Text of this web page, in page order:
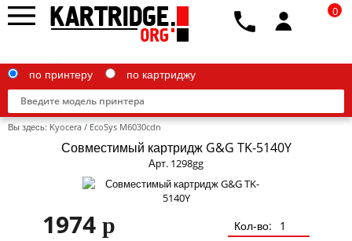
Canon
по принтеру по картриджу
0
Вы здесь: Kyocera / EcoSys M6030cdn
Совместимый картридж G&G TK-5140Y
Арт. 1298gg
1974 p
Кол-во: